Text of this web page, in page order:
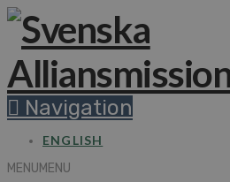
Navigation
ENGLISH
MENUMENU